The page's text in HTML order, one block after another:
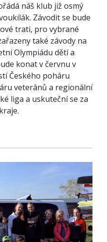
náš klub již osmý
Závodit se bude
trati, pro vybrané
také závody na
Olympiádu dětí a
konat v červnu v
Českého poháru
veteránů a regionální
liga a uskuteční se za